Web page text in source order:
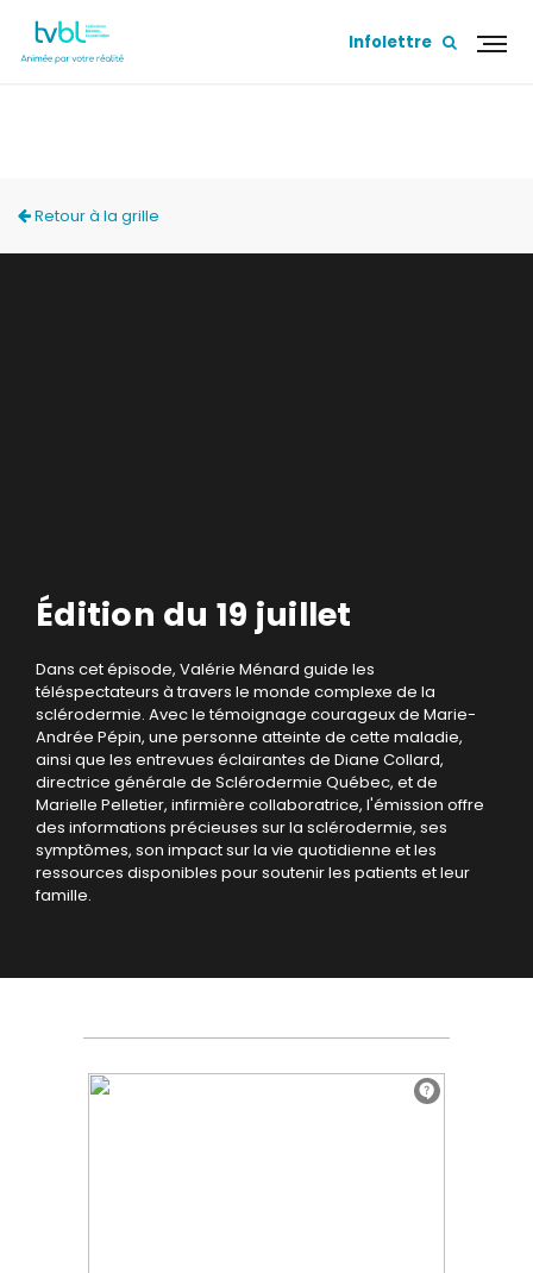
Infolettre
Retour à la grille
Édition du 19 juillet
Dans cet épisode, Valérie Ménard guide les
téléspectateurs à travers le monde complexe de la
sclérodermie. Avec le témoignage courageux de Marie-
Andrée Pépin, une personne atteinte de cette maladie,
ainsi que les entrevues éclairantes de Diane Collard,
directrice générale de Sclérodermie Québec, et de
Marielle Pelletier, infirmière collaboratrice, l'émission offre
des informations précieuses sur la sclérodermie, ses
symptômes, son impact sur la vie quotidienne et les
ressources disponibles pour soutenir les patients et leur
famille.